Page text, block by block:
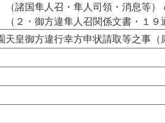
諸国隼人召・隼人司領・消息等）
２・御方違隼人召関係文書・１９
天皇御方違行幸方申状請取等之事（